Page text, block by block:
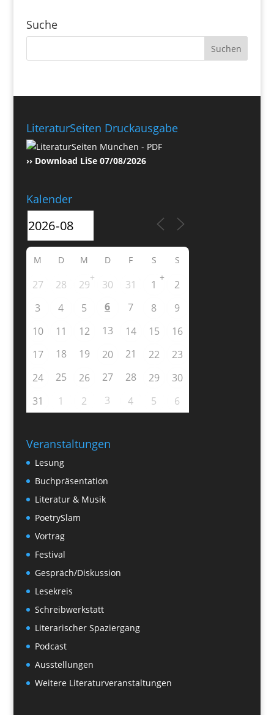
Suche
LiteraturSeiten Druckausgabe
›› Download LiSe 07/08/2026
Kalender
M D M D F S S
27 28 29
+
30 31 1
+
2
3
4 5 6 7 8
9
10
11 12 13 14 15
16
17
18 19 20 21 22
23
24
25 26 27 28 29
30
31
1 2 3 4 5 6
Veranstaltungen
Lesung
Buchpräsentation
Literatur & Musik
PoetrySlam
Vortrag
Festival
Gespräch/Diskussion
Lesekreis
Schreibwerkstatt
Literarischer Spaziergang
Podcast
Ausstellungen
Weitere Literaturveranstaltungen